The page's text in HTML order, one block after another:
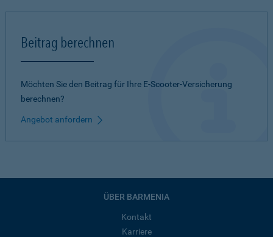
Beitrag berechnen
Möchten Sie den Beitrag für Ihre E-Scooter-Versicherung
berechnen?
Angebot anfordern
ÜBER BARMENIA
Kontakt
Karriere